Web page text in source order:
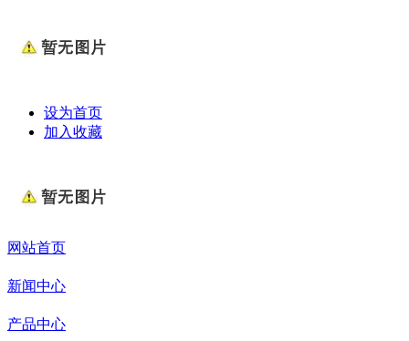
设为首页
加入收藏
网站首页
新闻中心
产品中心